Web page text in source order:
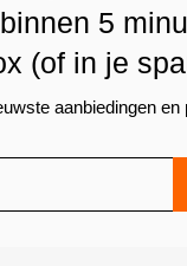
5
(of in je
aanbiedingen en